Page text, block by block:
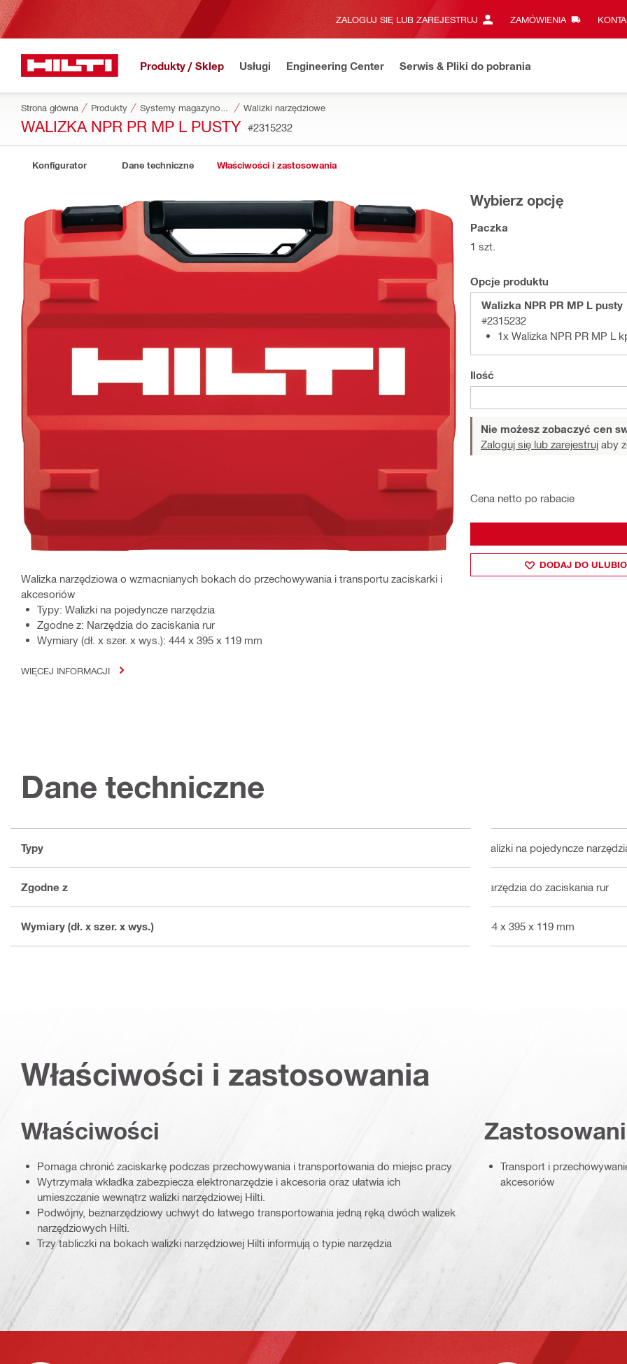
ZALOGUJ SIĘ LUB ZAREJESTRUJ ZAMÓWIENIA
Produkty / Sklep Usługi Engineering Center Serwis & Pliki do pobrania
Strona główna Produkty Walizki narzędziowe
WALIZKA NPR PR MP L PUSTY #2315232
Konfigurator Dane techniczne Właściwości i zastosowania
Walizka narzędziowa o wzmacnianych bokach do przechowywania i transportu zaciskarki i
akcesoriów
Typy: Walizki na pojedyncze narzędzia
Zgodne z: Narzędzia do zaciskania rur
Wymiary (dł. x szer. x wys.): 444 x 395 x 119 mm
WIĘCEJ INFORMACJI
Wybierz opcję
Paczka
1 szt.
Opcje produktu
Walizka NPR PR MP L pusty
#2315232
1x Walizka NPR PR MP L
Ilość
Nie możesz zobaczyć cen
Zaloguj się lub zarejestruj aby
Cena netto po rabacie
DODAJ DO
Dane techniczne
Typy Walizki na pojedyncze
Zgodne z Narzędzia do zaciskania rur
Wymiary (dł. x szer. x wys.) 444 x 395 x 119 mm
Właściwości i zastosowania
Właściwości
Pomaga chronić zaciskarkę podczas przechowywania i transportowania do miejsc pracy
Wytrzymała wkładka zabezpiecza elektronarzędzie i akcesoria oraz ułatwia ich
umieszczanie wewnątrz walizki narzędziowej Hilti.
Podwójny, beznarzędziowy uchwyt do łatwego transportowania jedną ręką dwóch walizek
narzędziowych Hilti.
Trzy tabliczki na bokach walizki narzędziowej Hilti informują o typie narzędzia
Transport i
akcesoriów